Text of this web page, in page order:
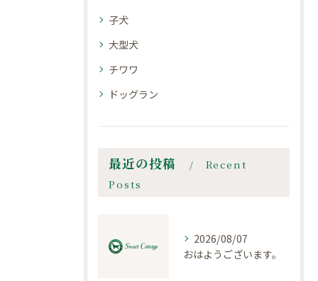
子犬
大型犬
チワワ
ドッグラン
最近の投稿
Recent
Posts
2026/08/07
おはようございます。